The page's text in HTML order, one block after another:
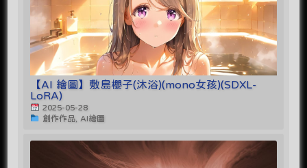
【AI 繪圖】敷島櫻子(沐浴)(mono女孩)(SDXL-
LoRA)
2025-05-28
創作作品, AI繪圖